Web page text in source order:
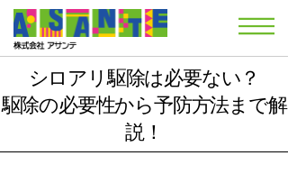
シロアリ駆除は必要ない？
駆除の必要性から予防方法まで解
説！